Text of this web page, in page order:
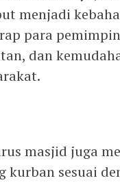
menjadi
para
dan
masjid juga
kurban sesuai